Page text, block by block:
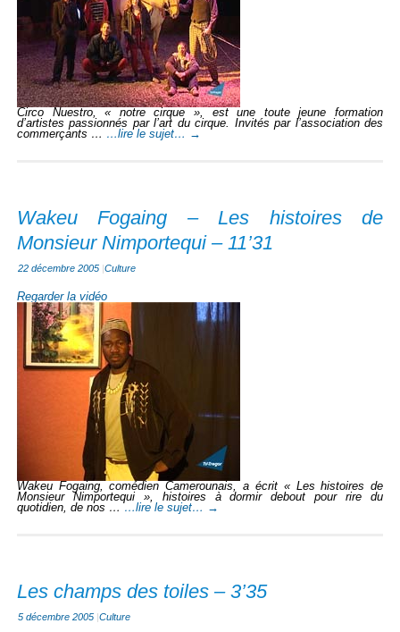
Circo Nuestro, « notre cirque », est une toute jeune formation
d’artistes passionnés par l’art du cirque. Invités par l’association des
commerçants … …lire le sujet… →
Wakeu Fogaing – Les histoires de
Monsieur Nimportequi – 11’31
22 décembre 2005 |Culture
Regarder la vidéo
Wakeu Fogaing, comédien Camerounais, a écrit « Les histoires de
Monsieur Nimportequi », histoires à dormir debout pour rire du
quotidien, de nos … …lire le sujet… →
Les champs des toiles – 3’35
5 décembre 2005 |Culture